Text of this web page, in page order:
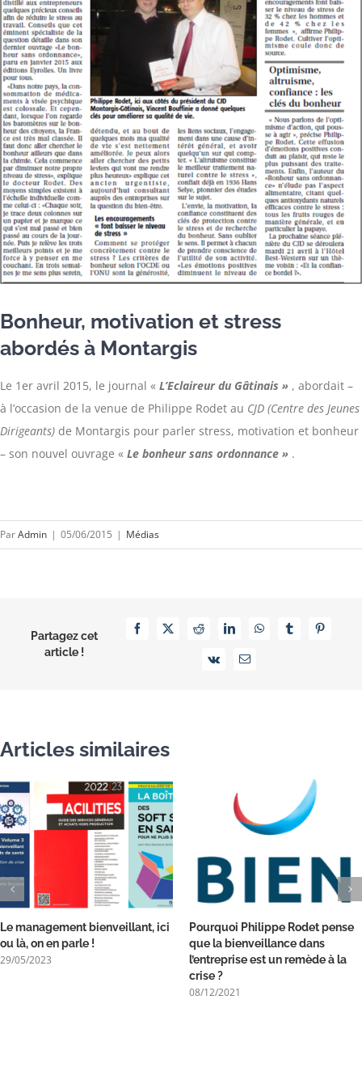
Bonheur, motivation et stress
abordés à Montargis
Le 1er avril 2015, le journal « L’Eclaireur du Gâtinais » , abordait –
à l’occasion de la venue de Philippe Rodet au CJD (Centre des Jeunes
Dirigeants) de Montargis pour parler stress, motivation et bonheur
– son nouvel ouvrage « Le bonheur sans ordonnance » .
ParAdmin | 05/06/2015 | Médias
Partagez cet
article !
Facebook
X RedditLinkedInWhatsAppTumblrPinterest
Vk Email
Articles similaires
Le management bienveillant, ici
ou là, on en parle !
29/05/2023
Pourquoi Philippe Rodet pense
que la bienveillance dans
l’entreprise est un remède à la
crise ?
08/12/2021